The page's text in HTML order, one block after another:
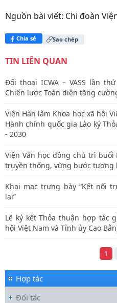
Nguồn bài viết: Chi đoàn
Chia sẻ Sao chép
TIN LIÊN QUAN
Đối thoại ICWA – VASS lần
Chiến lược Toàn diện tăng
Viện Hàn lâm Khoa học xã hội
Hành chính quốc gia Lào ký
- 2030
Viện Văn học đồng chủ trì buổi
truyền thống, vững bước tương
Khai mạc trưng bày “Kết nối
lai”
Lễ ký kết Thỏa thuận hợp tác
hội Việt Nam và Tỉnh ủy Cao
1
Hợp tác
Đối tác